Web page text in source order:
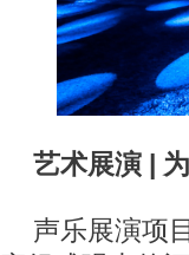
艺术展演 |
声乐展演项